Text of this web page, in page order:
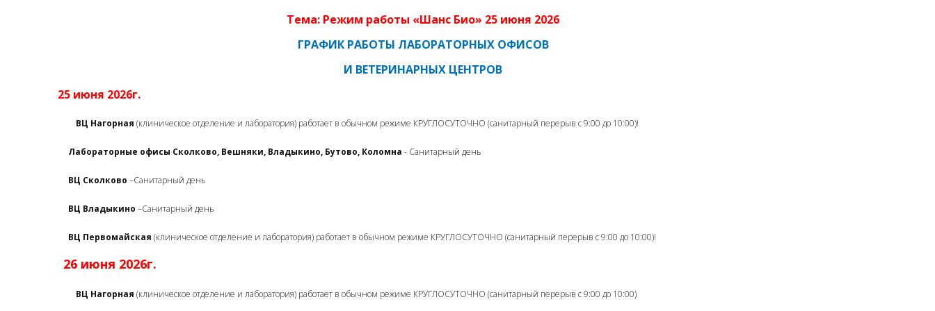
Тема: Режим работы «Шанс Био» 25 июня 2026
ГРАФИК РАБОТЫ ЛАБОРАТОРНЫХ ОФИСОВ
И ВЕТЕРИНАРНЫХ ЦЕНТРОВ
25 июня 2026г.
ВЦ Нагорная (клиническое отделение и лаборатория) работает в обычном режиме КРУГЛОСУТОЧНО (санитарный перерыв с 9:00 до 10:00)!
Лабораторные офисы Сколково, Вешняки, Владыкино, Бутово, Коломна - Санитарный день
ВЦ Сколково –Санитарный день
ВЦ Владыкино –Санитарный день
ВЦ Первомайская (клиническое отделение и лаборатория) работает в обычном режиме КРУГЛОСУТОЧНО (санитарный перерыв с 9:00 до 10:00)!
26 июня 2026г.
ВЦ Нагорная (клиническое отделение и лаборатория) работает в обычном режиме КРУГЛОСУТОЧНО (санитарный перерыв с 9:00 до 10:00)